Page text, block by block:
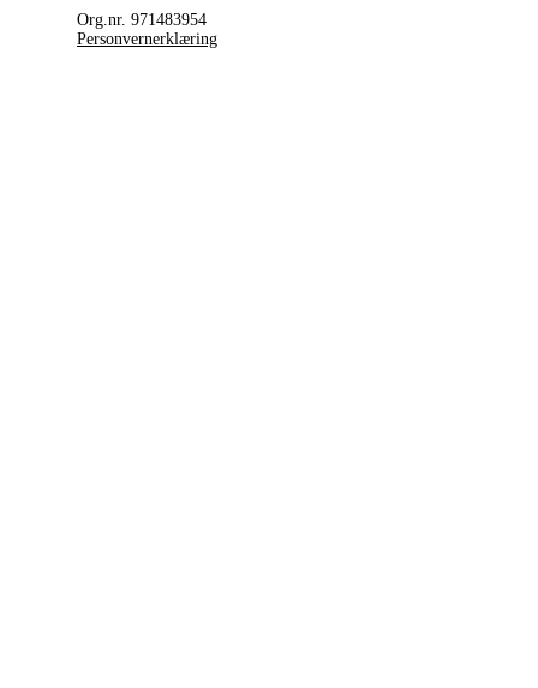
Org.nr. 971483954
Personvernerklæring